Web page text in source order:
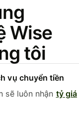
Wise
tôi
vụ chuyển tiền
sẽ luôn nhận tỷ giá